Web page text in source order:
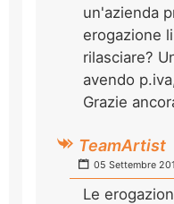
un'azienda
erogazione
rilasciare?
avendo
Grazie
TeamArtist
05 Settembre
Le